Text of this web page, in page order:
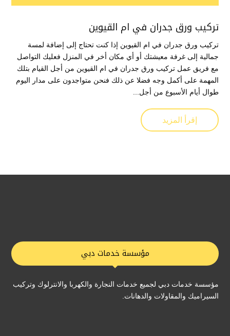
تركيب ورق جدران في ام القيوين
تركيب ورق جدران في ام القيوين إذا كنت تحتاج إلى إضافة لمسة
جمالية إلى غرفة معيشتك أو أي مكان أخر في المنزل فعليك التواصل
مع فريق عمل تركيب ورق جدران في ام القيوين من أجل القيام بتلك
المهمة على أكمل وجه فضلا عن ذلك فنحن متواجدون على مدار اليوم
طوال أيام الأسبوع من أجل...
إقرأ المزيد
مؤسسة خدمات دبي
مؤسسة خدمات دبي لجميع خدمات النجارة والكهربا والانترلوك وتركيب
السيراميك والمقاولات والدهانات.